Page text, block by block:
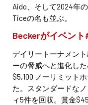
Aido、そして2024年
Ticeの名も並ぶ。
Beckerがイベント
デイリートーナメン
ーの脅威へと進化し
$5,100 ノーリミット
た。スタンダードな
ィ5件を回収。賞金